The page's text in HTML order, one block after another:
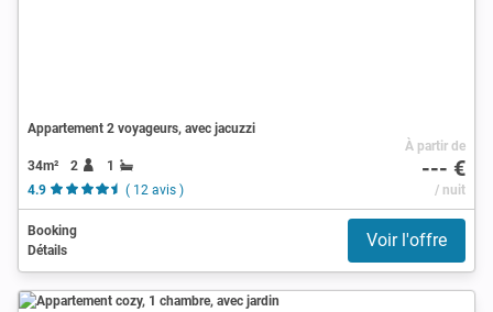
Appartement 2 voyageurs, avec jacuzzi
34m² 2
1
4.9
( 12 avis )
À partir de
--- €
/ nuit
Booking
Détails
Voir l'offre